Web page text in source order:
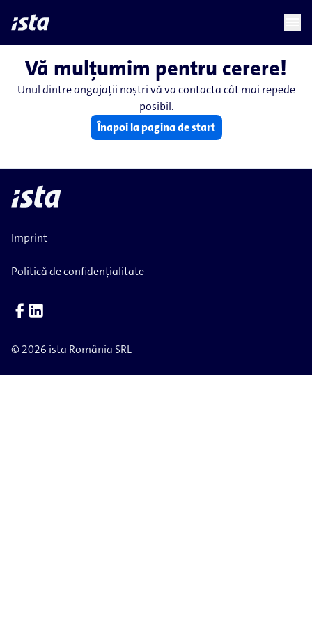
languagechevron_right
Vă mulțumim pentru cerere!
Unul dintre angajații noștri vă va contacta cât mai repede
posibil.
Înapoi la pagina de start
Imprint
Politică de confidențialitate
© 2026 ista România SRL